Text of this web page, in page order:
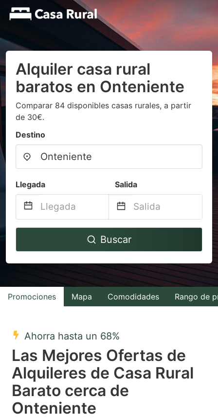
Alquiler casa rural
baratos en Onteniente
Comparar 84 disponibles casas rurales, a partir
de 30€.
Destino
Llegada Salida
Navigate
to
with
the
select
a
date.
Press
question
Navigate
to
interact
with
the
a
date.
Buscar
Promociones Mapa Comodidades Rango de
Ahorra hasta un 68%
Las Mejores Ofertas de
Alquileres de Casa Rural
Barato cerca de
Onteniente